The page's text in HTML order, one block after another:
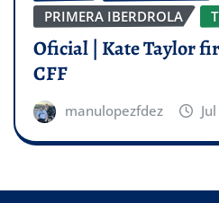
PRIMERA IBERDROLA
Oficial | Kate Taylor
CFF
manulopezfdez